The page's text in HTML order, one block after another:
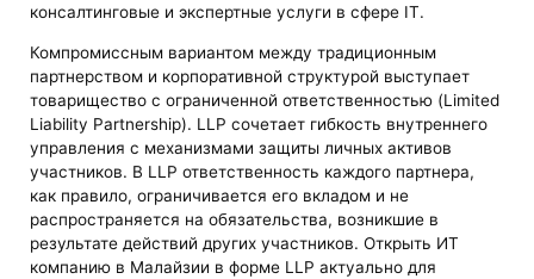
консалтинговые и экспертные услуги в сфере IT.
Компромиссным вариантом между традиционным
партнерством и корпоративной структурой выступает
товарищество с ограниченной ответственностью (Limited
Liability Partnership). LLP сочетает гибкость внутреннего
управления с механизмами защиты личных активов
участников. В LLP ответственность каждого партнера,
как правило, ограничивается его вкладом и не
распространяется на обязательства, возникшие в
результате действий других участников. Открыть ИТ
компанию в Малайзии в форме LLP актуально для